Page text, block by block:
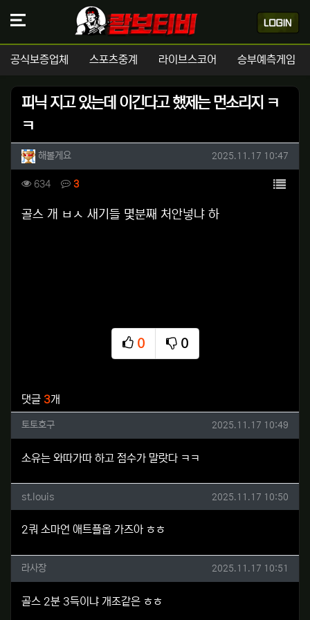
공식보증업체 스포츠중계 라이브스코어 승부예측게임
피닉 지고 있는데 이긴다고 했제는 먼소리지 ㅋ
ㅋ
작성자 정보
해볼게요 작성일
2025.11.17 10:47
컨텐츠 정보
634조회 3댓글 목록
본문
골스 개 ㅂㅅ 새기들 몇분째 처안넣냐 하
0
추천
0
비추천
댓글 3개
토토호구님의 댓글
토토호구 작성일
2025.11.17 10:49
소유는 와따가따 하고 점수가 말랏다 ㅋㅋ
st.louis님의 댓글
st.louis 작성일
2025.11.17 10:50
2쿼 소마언 애트플옵 가즈아 ㅎㅎ
라사장님의 댓글
라사장 작성일
2025.11.17 10:51
골스 2분 3득이냐 개조같은 ㅎㅎ